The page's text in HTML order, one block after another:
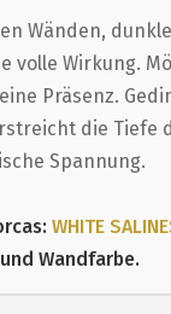
Wänden,
volle Wirkung.
Präsenz.
die Tiefe
Spannung.
WHITE
Wandfarbe.